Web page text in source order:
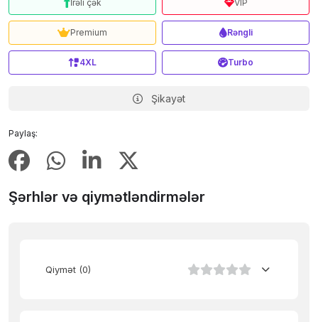
Paylaş:
İrəli çək VIP
Premium Rəngli
4XL Turbo
Şikayət
Şərhlər və qiymətləndirmələr
Qiymət (0)